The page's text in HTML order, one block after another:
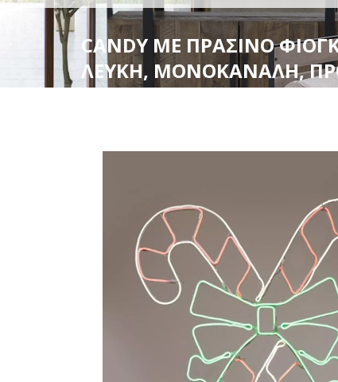
CANDY ΜΕ ΠΡΑΣΙΝΟ ΦΙΟΓΚΟ
CANDY ΜΕ ΠΡΑΣΙΝΟ
ΛΕΥΚΗ, ΜΟΝΟΚΑΝΑΛΗ,